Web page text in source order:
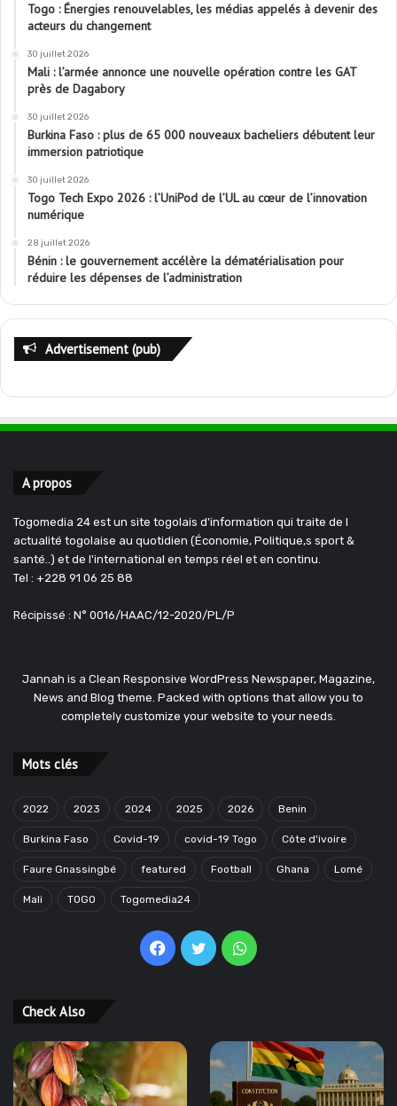
Togo : Énergies renouvelables, les médias appelés à devenir des
acteurs du changement
30 juillet 2026
Mali : l’armée annonce une nouvelle opération contre les GAT
près de Dagabory
30 juillet 2026
Burkina Faso : plus de 65 000 nouveaux bacheliers débutent leur
immersion patriotique
30 juillet 2026
Togo Tech Expo 2026 : l’UniPod de l’UL au cœur de l’innovation
numérique
28 juillet 2026
Bénin : le gouvernement accélère la dématérialisation pour
réduire les dépenses de l’administration
Advertisement (pub)
A propos
Togomedia 24 est un site togolais d'information qui traite de l
actualité togolaise au quotidien (Économie, Politique,s sport &
santé..) et de l'international en temps réel et en continu.
Tel : +228 91 06 25 88
Récipissé : N° 0016/HAAC/12-2020/PL/P
Jannah is a Clean Responsive WordPress Newspaper, Magazine,
News and Blog theme. Packed with options that allow you to
completely customize your website to your needs.
Mots clés
2022 2023 2024 2025 2026 Benin
Burkina Faso Covid-19 covid-19 Togo Côte d'ivoire
Faure Gnassingbé featured Football Ghana Lomé
Mali TOGO Togomedia24
Facebook
TwitterWhatsApp
Check Also